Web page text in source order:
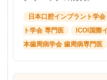
日本口腔インプラント学
ト学会 専門医
ICOI国際
本歯周病学会 歯周病専門医